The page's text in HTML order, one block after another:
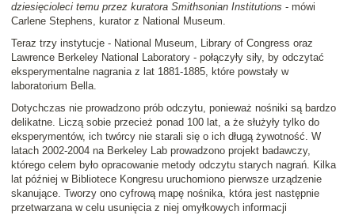
dziesięcioleci temu przez kuratora Smithsonian Institutions - mówi
Carlene Stephens, kurator z National Museum.
Teraz trzy instytucje - National Museum, Library of Congress oraz
Lawrence Berkeley National Laboratory - połączyły siły, by odczytać
eksperymentalne nagrania z lat 1881-1885, które powstały w
laboratorium Bella.
Dotychczas nie prowadzono prób odczytu, ponieważ nośniki są bardzo
delikatne. Liczą sobie przecież ponad 100 lat, a że służyły tylko do
eksperymentów, ich twórcy nie starali się o ich długą żywotność. W
latach 2002-2004 na Berkeley Lab prowadzono projekt badawczy,
którego celem było opracowanie metody odczytu starych nagrań. Kilka
lat później w Bibliotece Kongresu uruchomiono pierwsze urządzenie
skanujące. Tworzy ono cyfrową mapę nośnika, która jest następnie
przetwarzana w celu usunięcia z niej omyłkowych informacji